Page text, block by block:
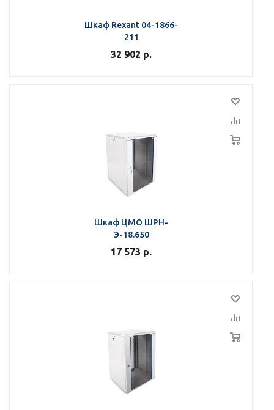
Шкаф Rexant 04-1866-
211
32 902 р.
Шкаф ЦМО ШРН-
Э-18.650
17 573 р.